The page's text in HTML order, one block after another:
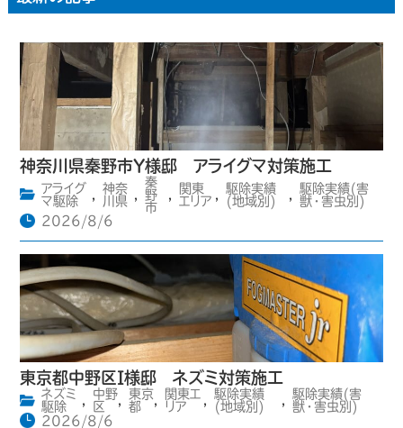
神奈川県秦野市Y様邸 アライグマ対策施工
アライグ
マ駆除
神奈
川県
秦
野
市
関東
エリア
駆除実績
(地域別)
駆除実績(害
獣・害虫別)
2026/8/6
東京都中野区I様邸 ネズミ対策施工
ネズミ
駆除
,
中野
区
,
東京
都
,
関東エ
リア
,
駆除実績
(地域別)
,
駆除実績(害
獣・害虫別)
2026/8/6